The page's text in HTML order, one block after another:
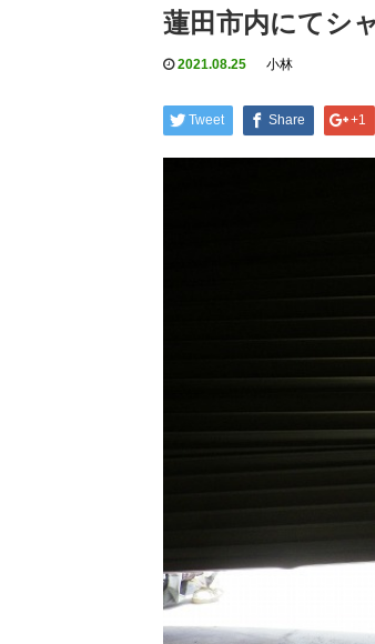
蓮田市内にてシ
2021.08.25 小林
Tweet Share +1